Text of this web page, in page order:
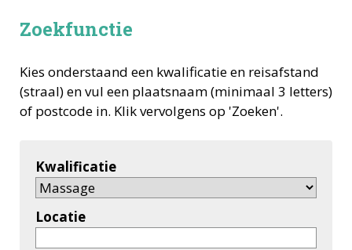
Zoekfunctie
Kies onderstaand een kwalificatie en reisafstand
(straal) en vul een plaatsnaam (minimaal 3 letters)
of postcode in. Klik vervolgens op 'Zoeken'.
Kwalificatie
Locatie